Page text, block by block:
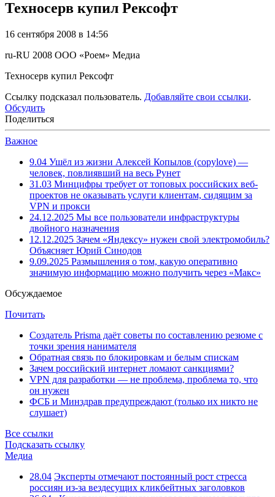
Техносерв купил Рексофт
16 сентября 2008 в 14:56
ru-RU 2008 ООО «Роем» Медиа
Техносерв купил Рексофт
Ссылку подсказал пользователь. Добавляйте свои ссылки.
Обсудить
Поделиться
Важное
9.04 Ушёл из жизни Алексей Копылов (copylove) —
человек, повлиявший на весь Рунет
31.03 Минцифры требует от топовых российских веб-
проектов не оказывать услуги клиентам, сидящим за
VPN и прокси
24.12.2025 Мы все пользователи инфраструктуры
двойного назначения
12.12.2025 Зачем «Яндексу» нужен свой электромобиль?
Объясняет Юрий Синодов
9.09.2025 Размышления о том, какую оперативно
значимую информацию можно получить через «Макс»
Обсуждаемое
Почитать
Создатель Prisma даёт советы по составлению резюме с
точки зрения нанимателя
Обратная связь по блокировкам и белым спискам
Зачем российский интернет ломают санкциями?
VPN для разработки — не проблема, проблема то, что
он нужен
ФСБ и Минздрав предупреждают (только их никто не
слушает)
Все ссылки
Подсказать ссылку
Медиа
28.04 Эксперты отмечают постоянный рост стресса
россиян из-за вездесущих кликбейтных заголовков